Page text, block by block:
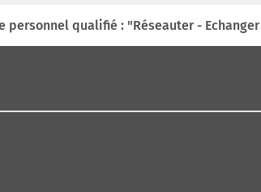
qualifié : "Réseauter -